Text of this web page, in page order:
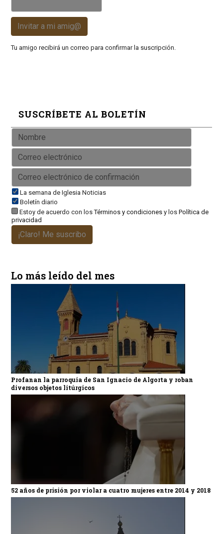
Invitar a mi amig@
Tu amigo recibirá un correo para confirmar la suscripción.
SUSCRÍBETE AL BOLETÍN
La semana de Iglesia Noticias
Boletín diario
Estoy de acuerdo con losTérminos y condicionesy los Política de
privacidad
¡Claro! Me suscribo
Lo más leído del mes
Profanan la parroquia de San Ignacio de Algorta y roban
diversos objetos litúrgicos
52 años de prisión por violar a cuatro mujeres entre 2014 y 2018